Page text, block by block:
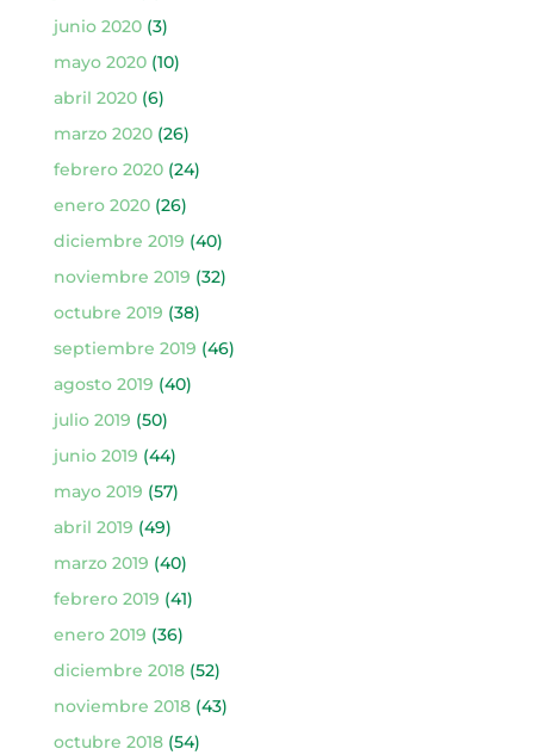
junio 2020(3)
mayo 2020(10)
abril 2020(6)
marzo 2020(26)
febrero 2020(24)
enero 2020(26)
diciembre 2019 (40)
noviembre 2019 (32)
octubre 2019 (38)
septiembre 2019 (46)
agosto 2019 (40)
julio 2019 (50)
junio 2019 (44)
mayo 2019 (57)
abril 2019 (49)
marzo 2019 (40)
febrero 2019 (41)
enero 2019 (36)
diciembre 2018(52)
noviembre 2018(43)
octubre 2018(54)